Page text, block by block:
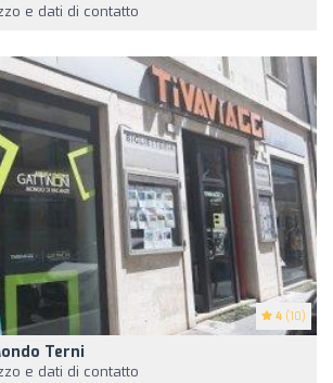
e dati di contatto
4 (10)
Terni
e dati di contatto